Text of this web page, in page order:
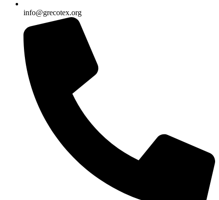
info@grecotex.org